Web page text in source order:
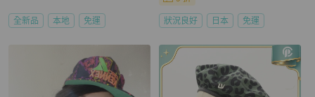
全新品 本地 免運 狀況良好 日本 免運